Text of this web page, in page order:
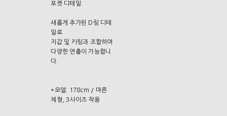
포켓 디테일.
새롭게 추가된 D링 디테
일로
지갑 및 키링과 조합하여
다양한 연출이 가능합니
다.
*모델: 178cm / 마른
체형, 3사이즈 착용